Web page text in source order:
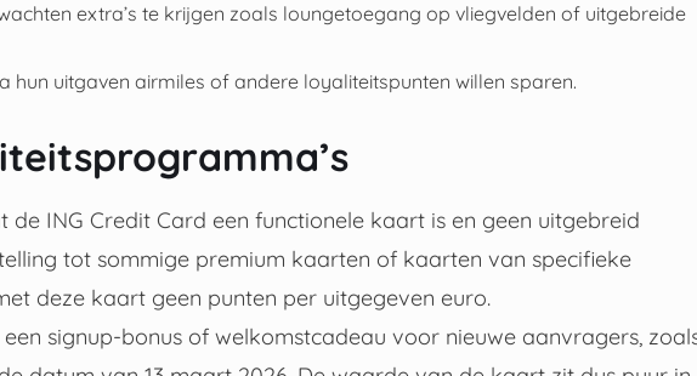
extra’s te krijgen zoals loungetoegang op vliegvelden of uitgebreide
hun uitgaven airmiles of andere loyaliteitspunten willen sparen.
ING Credit Card een functionele kaart is en geen uitgebreid
tot sommige premium kaarten of kaarten van specifieke
deze kaart geen punten per uitgegeven euro.
signup-bonus of welkomstcadeau voor nieuwe aanvragers,